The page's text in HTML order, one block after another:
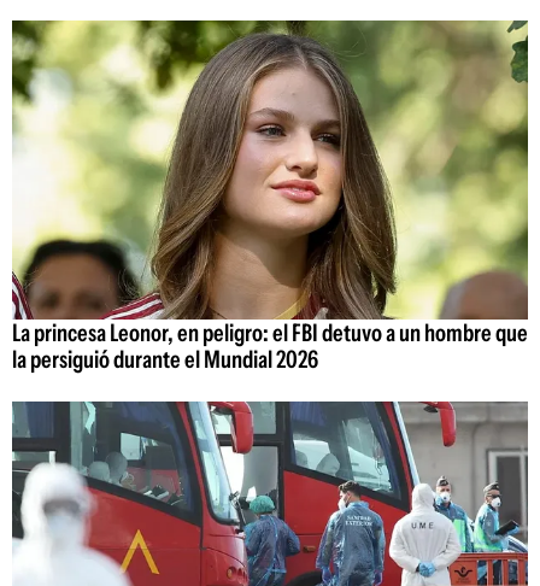
La princesa Leonor, en peligro: el FBI detuvo a un hombre que
la persiguió durante el Mundial 2026